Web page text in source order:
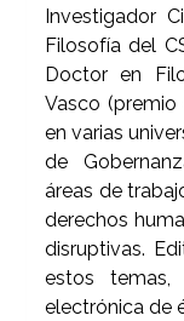
Investigador
Filosofía del
Doctor en
Vasco (premio
en varias
de
áreas de
derechos
disruptivas.
estos
electrónica de